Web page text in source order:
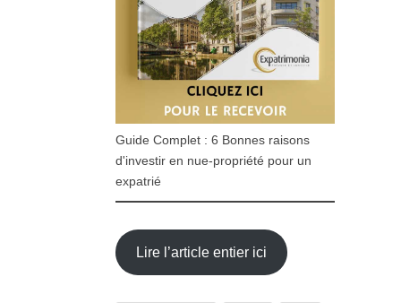
Guide Complet : 6 Bonnes raisons
d'investir en nue-propriété pour un
expatrié
Lire l’article entier ici